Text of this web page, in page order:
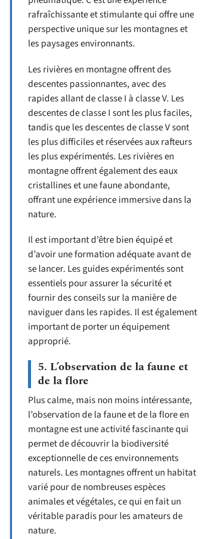
rafraîchissante et stimulante qui offre une
perspective unique sur les montagnes et
les paysages environnants.
Les rivières en montagne offrent des
descentes passionnantes, avec des
rapides allant de classe I à classe V. Les
descentes de classe I sont les plus faciles,
tandis que les descentes de classe V sont
les plus difficiles et réservées aux rafteurs
les plus expérimentés. Les rivières en
montagne offrent également des eaux
cristallines et une faune abondante,
offrant une expérience immersive dans la
nature.
Il est important d’être bien équipé et
d’avoir une formation adéquate avant de
se lancer. Les guides expérimentés sont
essentiels pour assurer la sécurité et
fournir des conseils sur la manière de
naviguer dans les rapides. Il est également
important de porter un équipement
approprié.
5. L’observation de la faune et
de la flore
Plus calme, mais non moins intéressante,
l’observation de la faune et de la flore en
montagne est une activité fascinante qui
permet de découvrir la biodiversité
exceptionnelle de ces environnements
naturels. Les montagnes offrent un habitat
varié pour de nombreuses espèces
animales et végétales, ce qui en fait un
véritable paradis pour les amateurs de
nature.